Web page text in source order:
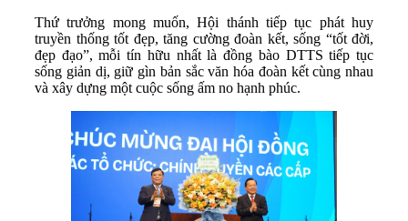
Thứ trưởng mong muốn, Hội thánh tiếp tục phát huy
truyền thống tốt đẹp, tăng cường đoàn kết, sống “tốt đời,
đẹp đạo”, mỗi tín hữu nhất là đồng bào DTTS tiếp tục
sống giản dị, giữ gìn bản sắc văn hóa đoàn kết cùng nhau
và xây dựng một cuộc sống ấm no hạnh phúc.